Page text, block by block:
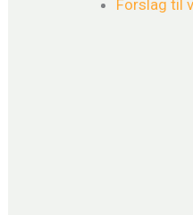
Forslag til